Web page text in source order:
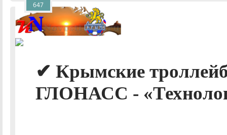
✔ Крымские
ГЛОНАСС -
647